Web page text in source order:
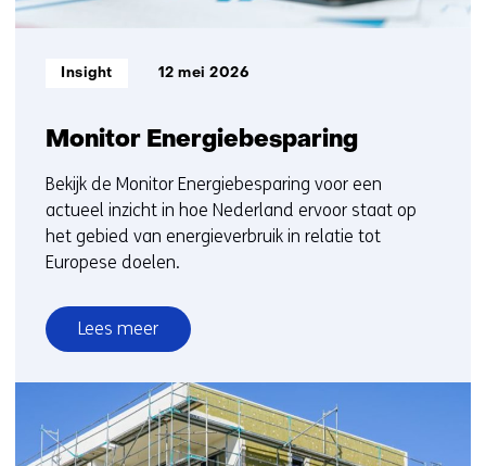
Monitor Energiebesparing
Informatietype:
Insight 12 mei 2026
Bekijk de Monitor Energiebesparing voor een
actueel inzicht in hoe Nederland ervoor staat op
het gebied van energieverbruik in relatie tot
Europese doelen.
Lees meer
over
Monitor
Energiebesparing